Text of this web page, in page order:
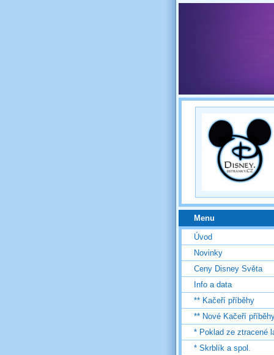
Menu
Úvod
Novinky
Ceny Disney Světa
Info a data
** Kačeří příběhy
** Nové Kačeří
* Poklad ze ztracené
* Skrblík a spol.